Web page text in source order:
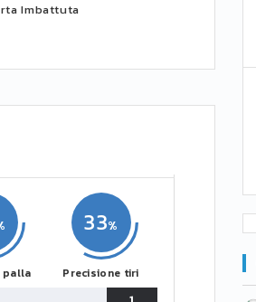
Imbattuta
palla
33
Precisione tiri